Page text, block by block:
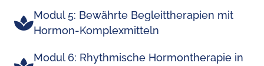
Modul 5: Bewährte Begleittherapien mit
Hormon-Komplexmitteln
Modul 6: Rhythmische Hormontherapie in